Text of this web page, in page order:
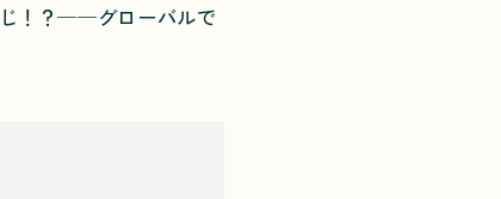
！？──グローバルで